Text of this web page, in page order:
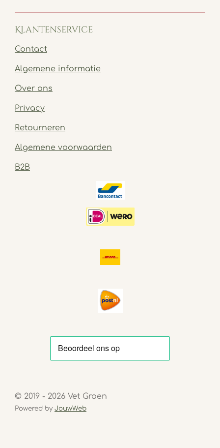
Klantenservice
Contact
Algemene informatie
Over ons
Privacy
Retourneren
Algemene voorwaarden
B2B
© 2019 - 2026 Vet Groen
Powered by JouwWeb